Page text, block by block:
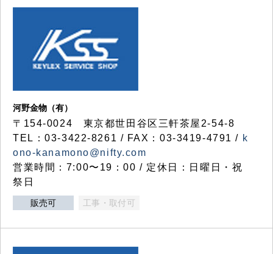
河野金物（有）
〒154-0024 東京都世田谷区三軒茶屋2-54-8
TEL：03-3422-8261 / FAX：03-3419-4791 / k
ono-kanamono@nifty.com
営業時間：7:00〜19：00 / 定休日：日曜日・祝
祭日
販売可 工事・取付可